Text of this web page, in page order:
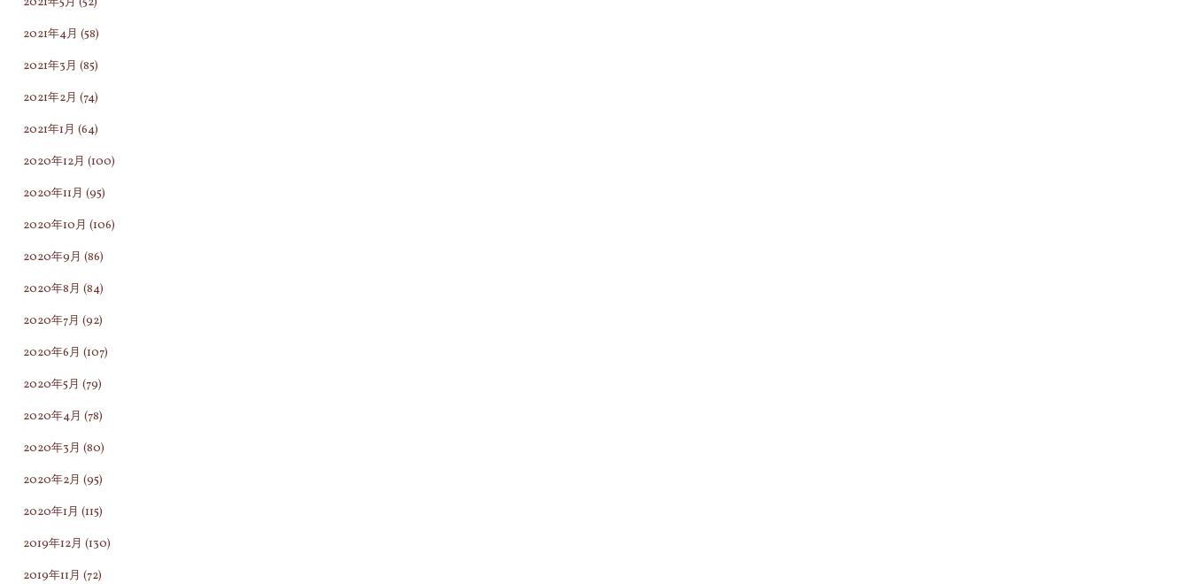
2021年4月 (58)
2021年3月 (85)
2021年2月 (74)
2021年1月 (64)
2020年12月 (100)
2020年11月 (95)
2020年10月 (106)
2020年9月 (86)
2020年8月 (84)
2020年7月 (92)
2020年6月 (107)
2020年5月 (79)
2020年4月 (78)
2020年3月 (80)
2020年2月 (95)
2020年1月 (115)
2019年12月 (130)
2019年11月 (72)